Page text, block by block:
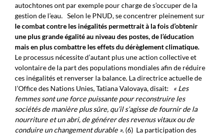
autochtones ont par exemple pour charge de s’occuper de la
gestion de l’eau. Selon le PNUD, se concentrer pleinement sur
le combat contre les inégalités permettrait à la fois d’obtenir
une plus grande égalité au niveau des postes, de l’éducation
mais en plus combattre les effets du dérèglement climatique.
Le processus nécessite d’autant plus une action collective et
volontaire de la part des populations mondiales afin de réduire
ces inégalités et renverser la balance. La directrice actuelle de
l’Office des Nations Unies, Tatiana Valovaya, disait:
« Les
femmes sont une force puissante pour reconstruire les
sociétés de manière plus sûre, qu’il s’agisse de fournir de la
nourriture et un abri, de générer des revenus vitaux ou de
conduire un changement durable ». (6) La participation des